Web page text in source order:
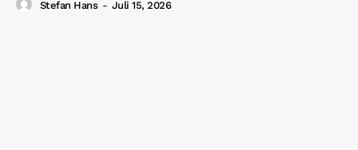
Stefan Hans - Juli 15, 2026